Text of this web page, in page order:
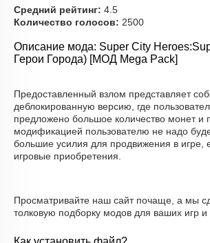
Средний рейтинг: 4.5
Количество голосов: 2500
Описание мода: Super City
Герои Города) [МОД Mega Pack]
Предоставленный взлом представляет
деблокированную версию, где
предложено большое количество монет и
модификацией пользователю не надо
большие усилия для продвижения в игре,
игровые приобретения.
Просматривайте наш сайт почаще, а мы
толковую подборку модов для ваших игр и